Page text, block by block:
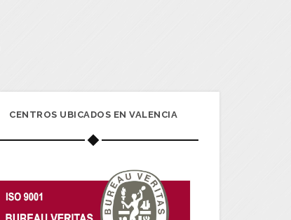
CENTROS UBICADOS EN VALENCIA